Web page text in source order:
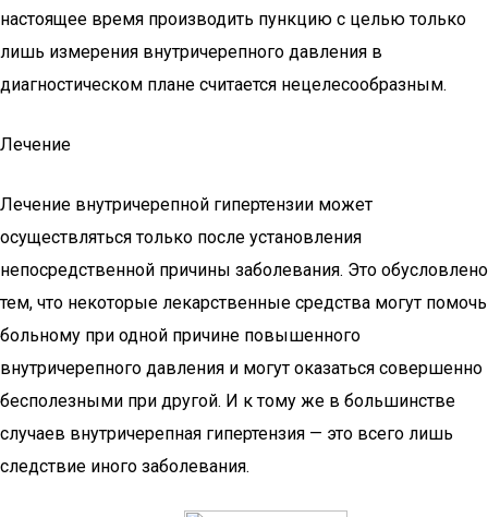
настоящее время производить пункцию с целью только
лишь измерения внутричерепного давления в
диагностическом плане считается нецелесообразным.
Лечение
Лечение внутричерепной гипертензии может
осуществляться только после установления
непосредственной причины заболевания. Это обусловлено
тем, что некоторые лекарственные средства могут помочь
больному при одной причине повышенного
внутричерепного давления и могут оказаться совершенно
бесполезными при другой. И к тому же в большинстве
случаев внутричерепная гипертензия — это всего лишь
следствие иного заболевания.